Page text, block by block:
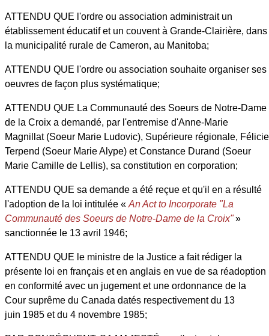
ATTENDU QUE l'ordre ou association administrait un
établissement éducatif et un couvent à Grande-Clairière, dans
la municipalité rurale de Cameron, au Manitoba;
ATTENDU QUE l'ordre ou association souhaite organiser ses
oeuvres de façon plus systématique;
ATTENDU QUE La Communauté des Soeurs de Notre-Dame
de la Croix a demandé, par l'entremise d'Anne-Marie
Magnillat (Soeur Marie Ludovic), Supérieure régionale, Félicie
Terpend (Soeur Marie Alype) et Constance Durand (Soeur
Marie Camille de Lellis), sa constitution en corporation;
ATTENDU QUE sa demande a été reçue et qu'il en a résulté
l'adoption de la loi intitulée «An Act to Incorporate "La
Communauté des Soeurs de Notre-Dame de la Croix"»
sanctionnée le 13 avril 1946;
ATTENDU QUE le ministre de la Justice a fait rédiger la
présente loi en français et en anglais en vue de sa réadoption
en conformité avec un jugement et une ordonnance de la
Cour suprême du Canada datés respectivement du 13
juin 1985 et du 4 novembre 1985;